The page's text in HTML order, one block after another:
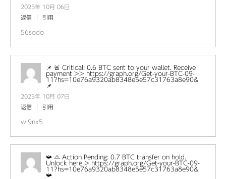
2025年 10月 06日
返信
引用
56sodo
📌 🚨 Critical: 0.6 BTC sent to your wallet. Receive
payment >> https://graph.org/Get-your-BTC-09-
11?hs=10e76a9320ab8348e5e57c31763a8e90&
📌
2025年 10月 07日
返信
引用
wl9nx5
📯 ⚠️ Action Pending: 0.7 BTC transfer on hold.
Unlock here > https://graph.org/Get-your-BTC-09-
11?hs=10e76a9320ab8348e5e57c31763a8e90&
📯